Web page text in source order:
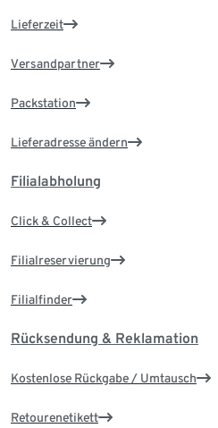
Lieferzeit
Versandpartner
Packstation
Lieferadresse ändern
Filialabholung
Click & Collect
Filialreservierung
Filialfinder
Rücksendung & Reklamation
Kostenlose Rückgabe / Umtausch
Retourenetikett